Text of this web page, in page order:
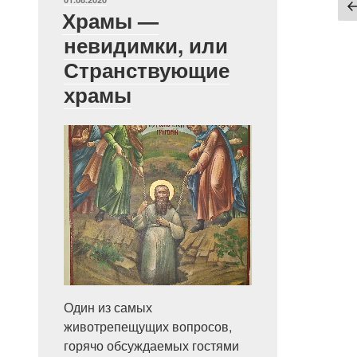
Храмы —
невидимки, или
Странствующие
храмы
Один из самых
животрепещущих вопросов,
горячо обсуждаемых гостями